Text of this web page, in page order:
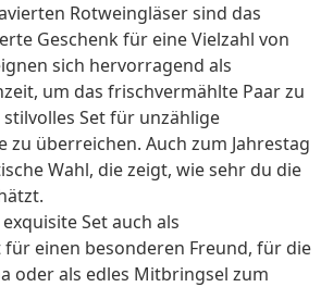
Rotweingläser sind das
Geschenkfür eine Vielzahl von
sich hervorragend als
, um das frischvermählte Paar zu
Set für unzählige
zu überreichen. Auch zum Jahrestag
Wahl, die zeigt, wie sehr du die
Set auch als
einen besonderen Freund, für die
oder als edles Mitbringsel zum